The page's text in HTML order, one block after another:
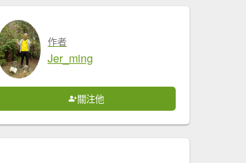
作者
Jer_ming
關注他